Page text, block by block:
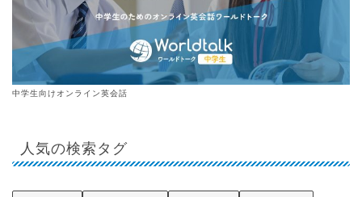
中学生向けオンライン英会話
人気の検索タグ